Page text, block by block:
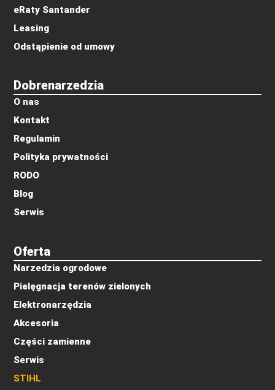
Oferta
Narzedzia ogrodowe
Pielęgnacja terenów zielonych
Elektronarzędzia
Akcesoria
Części zamienne
Serwis
STIHL
Dobrenarzedzia
O nas
Kontakt
Regulamin
Polityka prywatności
RODO
Blog
Serwis
eRaty Santander
Leasing
Odstąpienie od umowy